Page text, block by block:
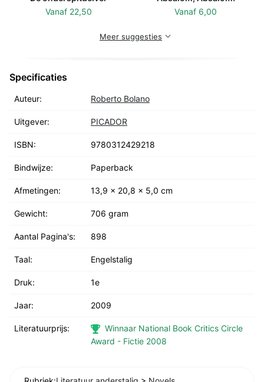
Vanaf 22,50
Vanaf 6,00
Meer suggesties
Specificaties
Auteur: Roberto Bolano
Uitgever: PICADOR
ISBN: 9780312429218
Bindwijze: Paperback
Afmetingen: 13,9 x 20,8 x 5,0 cm
Gewicht: 706 gram
Aantal Pagina's: 898
Taal: Engelstalig
Druk: 1e
Jaar: 2009
Literatuurprijs:
Winnaar National Book Critics Circle
Award - Fictie 2008